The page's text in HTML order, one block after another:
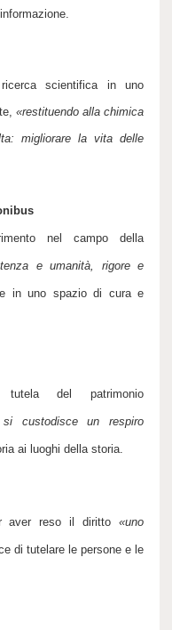
scientifica in uno
«restituendo alla chimica
migliorare la vita delle
nel campo della
e umanità, rigore e
in uno spazio di cura e
del patrimonio
custodisce un respiro
ai luoghi della storia.
aver reso il diritto «uno
di tutelare le persone e le